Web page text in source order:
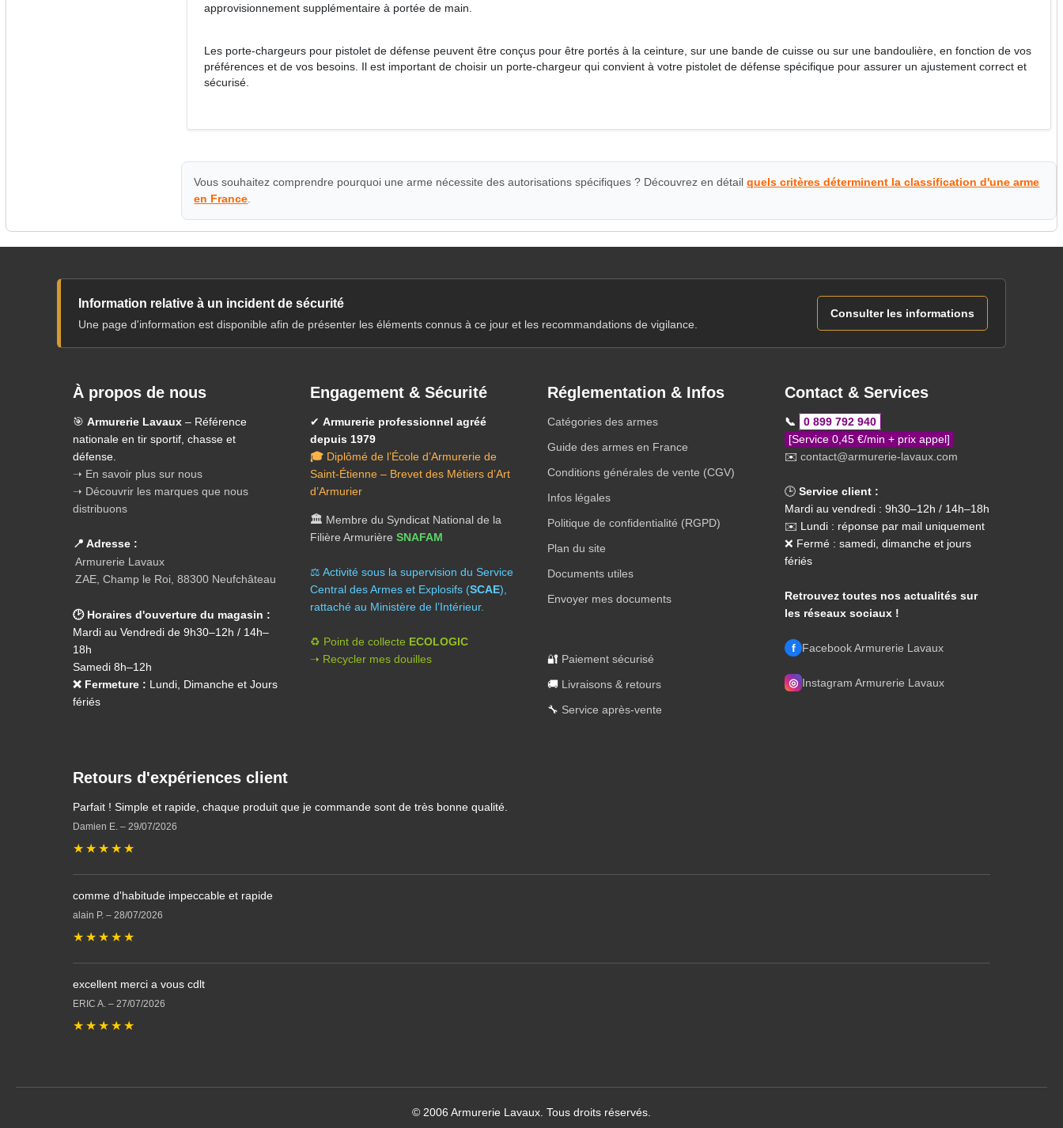
approvisionnement supplémentaire à portée de main.
Les porte-chargeurs pour pistolet de défense peuvent être conçus pour être portés à la ceinture, sur une bande de cuisse ou sur une bandoulière, en fonction de vos
préférences et de vos besoins. Il est important de choisir un porte-chargeur qui convient à votre pistolet de défense spécifique pour assurer un ajustement correct et
sécurisé.
Vous souhaitez comprendre pourquoi une arme nécessite des autorisations spécifiques ? Découvrez en détailquels critères déterminent la classification d'une arme
en France.
Information relative à un incident de sécurité
Une page d'information est disponible afin de présenter les éléments connus à ce jour et les recommandations de vigilance.
Consulter les informations
À propos de nous
🎯 Armurerie Lavaux – Référence
nationale en tir sportif, chasse et
défense.
➝ En savoir plus sur nous
➝ Découvrir les marques que nous
distribuons
📍 Adresse :
Armurerie Lavaux
ZAE, Champ le Roi, 88300 Neufchâteau
🕑 Horaires d'ouverture du magasin :
Mardi au Vendredi de 9h30–12h / 14h–
18h
Samedi 8h–12h
❌ Fermeture : Lundi, Dimanche et Jours
fériés
Engagement & Sécurité
✔ Armurerie professionnel agréé
depuis 1979
🎓 Diplômé de l’École d’Armurerie de
Saint-Étienne – Brevet des Métiers d’Art
d’Armurier
🏛️ Membre du Syndicat National de la
Filière Armurière SNAFAM
⚖️ Activité sous la supervision du Service
Central des Armes et Explosifs (SCAE),
rattaché au Ministère de l’Intérieur.
♻️ Point de collecte ECOLOGIC
➝ Recycler mes douilles
Réglementation & Infos
Catégories des armes
Guide des armes en France
Conditions générales de vente (CGV)
Infos légales
Politique de confidentialité (RGPD)
Plan du site
Documents utiles
Envoyer mes documents
🔐 Paiement sécurisé
🚚 Livraisons & retours
🔧 Service après-vente
Contact & Services
📞
0 899 792 940
[Service 0,45 €/min + prix appel]
✉️ contact@armurerie-lavaux.com
🕒 Service client :
Mardi au vendredi : 9h30–12h / 14h–18h
✉️ Lundi : réponse par mail uniquement
❌ Fermé : samedi, dimanche et jours
fériés
Retrouvez toutes nos actualités sur
les réseaux sociaux !
f Facebook Armurerie Lavaux
◎ Instagram Armurerie Lavaux
Retours d'expériences client
Parfait ! Simple et rapide, chaque produit que je commande sont de très bonne qualité.
Damien E. – 29/07/2026
★ ★ ★ ★ ★
comme d'habitude impeccable et rapide
alain P. – 28/07/2026
★ ★ ★ ★ ★
excellent merci a vous cdlt
ERIC A. – 27/07/2026
★ ★ ★ ★ ★
© 2006 Armurerie Lavaux. Tous droits réservés.